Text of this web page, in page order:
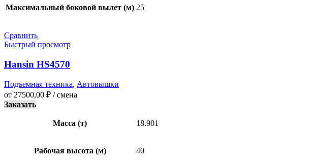
Максимальный боковой вылет (м) 25
Сравнить
Быстрый просмотр
Hansin HS4570
Подъемная техника, Автовышки
от 27500,00 ₽ / смена
Заказать
Масса (т) 18.901
Рабочая высота (м) 40